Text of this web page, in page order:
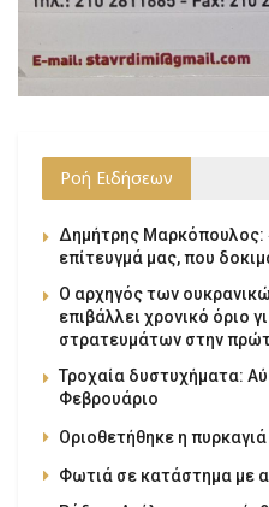
Ροή Ειδήσεων
Δημήτρης Μαρκόπουλος:
επίτευγμά μας, που
Ο αρχηγός των
επιβάλλει χρονικό όριο
στρατευμάτων στην
Τροχαία δυστυχήματα:
Φεβρουάριο
Οριοθετήθηκε η
Φωτιά σε κατάστημα με